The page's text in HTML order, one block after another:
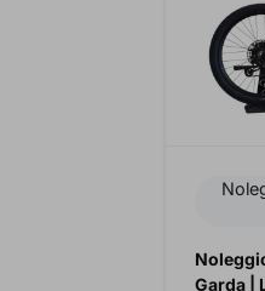
Garda |